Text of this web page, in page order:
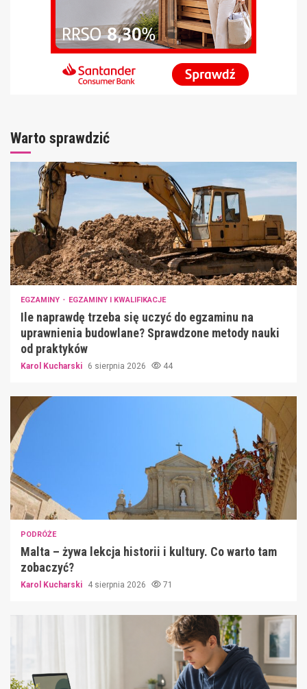
Warto sprawdzić
EGZAMINY EGZAMINY I KWALIFIKACJE
Ile naprawdę trzeba się uczyć do egzaminu na
uprawnienia budowlane? Sprawdzone metody nauki
od praktyków
Karol Kucharski 6 sierpnia 2026 44
PODRÓŻE
Malta – żywa lekcja historii i kultury. Co warto tam
zobaczyć?
Karol Kucharski 4 sierpnia 2026 71